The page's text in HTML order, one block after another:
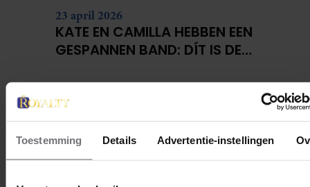
Toestemming Details Advertentie-instellingen
23 april 2026
KATE EN CAMILLA HEBBEN EEN
GESPANNEN BAND: DÍT IS DE